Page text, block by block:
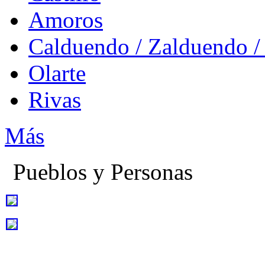
Amoros
Calduendo / Zalduendo
Olarte
Rivas
Más
Pueblos y Personas